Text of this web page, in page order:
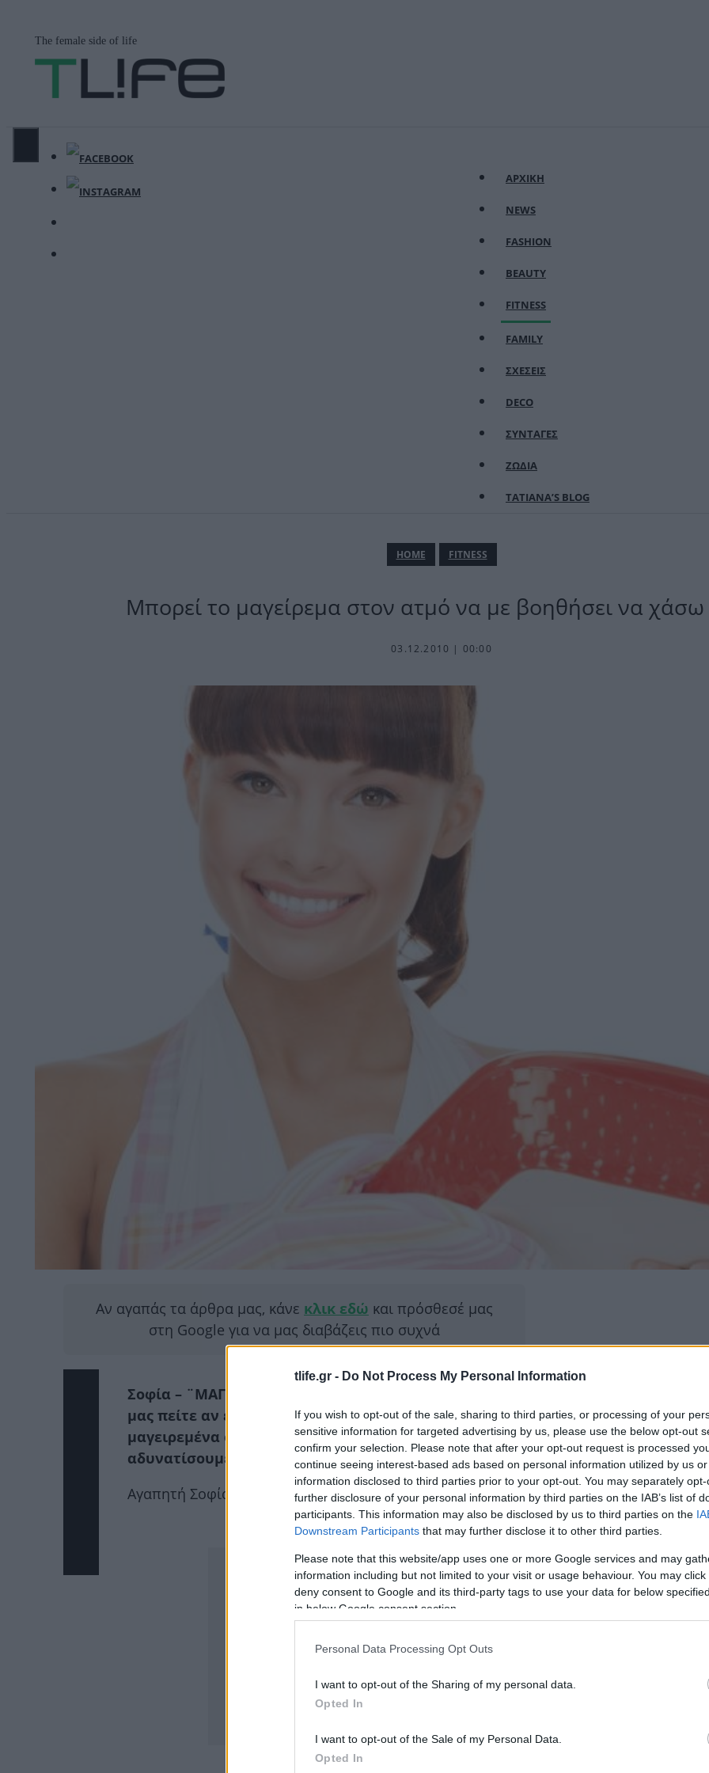
tlife.gr - Do Not Process My Personal Information
If you wish to opt-out of the sale, sharing to third parties, or processing of your
sensitive information for targeted advertising by us, please use the below opt-out
confirm your selection. Please note that after your opt-out request is processed
continue seeing interest-based ads based on personal information utilized by us
information disclosed to third parties prior to your opt-out. You may separately
further disclosure of your personal information by third parties on the IAB’s list of
participants. This information may also be disclosed by us to third parties on the
Downstream Participants that may further disclose it to other third parties.
Please note that this website/app uses one or more Google services and may
information including but not limited to your visit or usage behaviour. You may
deny consent to Google and its third-party tags to use your data for below
in below Google consent section.
Personal Data Processing Opt Outs
I want to opt-out of the Sharing of my personal data.
Opted In
I want to opt-out of the Sale of my Personal Data.
Opted In
περιεχόμενο
The female side of life
ΑΡΧΙΚΗ
NEWS
FASHION
BEAUTY
FITNESS
FAMILY
ΣΧΕΣΕΙΣ
DECO
ΣΥΝΤΑΓΕΣ
ΖΩΔΙΑ
TATIANA’S BLOG
ΗΟΜΕ FITNESS
Μπορεί το μαγείρεμα στον ατμό να με βοηθήσει να χάσω
03.12.2010 | 00:00
Αν αγαπάς τα άρθρα μας, κάνε κλικ εδώ και πρόσθεσέ μας
στη Google για να μας διαβάζεις πιο συχνά
Σοφία – ¨ΜΑΓΕΙΡΕΥΟΝΤΑΣ ΣΤΟΝ ΑΤΜΟ¨! Μπορείτε αν
μας πείτε αν είναι καλό να τρώμε φαγητά
μαγειρεμένα στον ατμομάγειρα; Αν μπορούμε να
αδυνατίσουμε με αυτό τον τρόπο;
Αγαπητή Σοφία,
ΔΙΑΦΗΜΙΣΗ